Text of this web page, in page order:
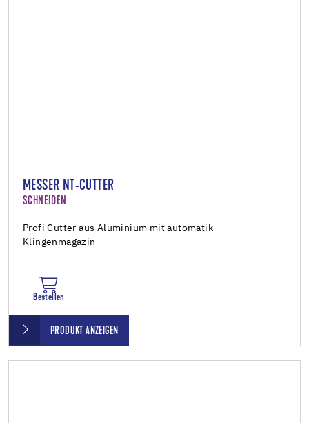
MESSER NT-CUTTER
SCHNEIDEN
Profi Cutter aus Aluminium mit automatik
Klingenmagazin
Bestellen
PRODUKT ANZEIGEN